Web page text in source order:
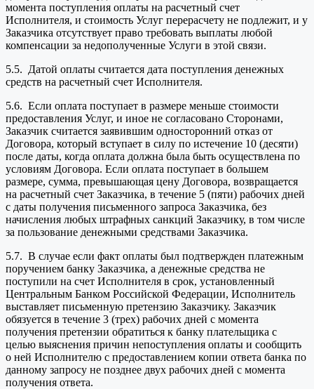
момента поступления оплаты на расчетный счет
Исполнителя, и стоимость Услуг перерасчету не подлежит, и у
Заказчика отсутствует право требовать выплаты любой
компенсации за недополученные Услуги в этой связи.
5.5. Датой оплаты считается дата поступления денежных
средств на расчетный счет Исполнителя.
5.6. Если оплата поступает в размере меньше стоимости
предоставления Услуг, и иное не согласовано Сторонами,
Заказчик считается заявившим односторонний отказ от
Договора, который вступает в силу по истечение 10 (десяти)
после даты, когда оплата должна была быть осуществлена по
условиям Договора. Если оплата поступает в большем
размере, сумма, превышающая цену Договора, возвращается
на расчетный счет Заказчика, в течение 5 (пяти) рабочих дней
с даты получения письменного запроса Заказчика, без
начисления любых штрафных санкций Заказчику, в том числе
за пользование денежными средствами Заказчика.
5.7. В случае если факт оплаты был подтвержден платежным
поручением банку Заказчика, а денежные средства не
поступили на счет Исполнителя в срок, установленный
Центральным Банком Российской Федерации, Исполнитель
выставляет письменную претензию Заказчику. Заказчик
обязуется в течение 3 (трех) рабочих дней с момента
получения претензии обратиться к банку плательщика с
целью выяснения причин непоступления оплаты и сообщить
о ней Исполнителю с предоставлением копии ответа банка по
данному запросу не позднее двух рабочих дней с момента
получения ответа.